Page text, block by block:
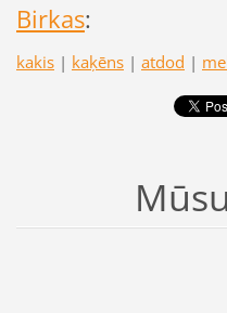
Birkas:
kakis | kaķēns | atdod |